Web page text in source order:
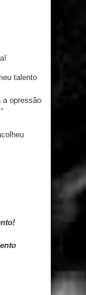
talento
a opressão